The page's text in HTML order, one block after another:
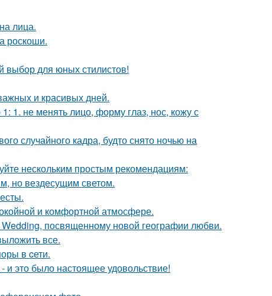
лица.
роскоши.
выбор для юных стилистов!
и красивых дней.
1. не менять лицо, форму глаз, нос, кожу с
случайного кадра, будто снято ночью на
нескольким простым рекомендациям:
но вездесущим светом.
и комфортной атмосфере.
посвященному новой географии любви.
все.
в cети.
это было настоящее удовольствие!